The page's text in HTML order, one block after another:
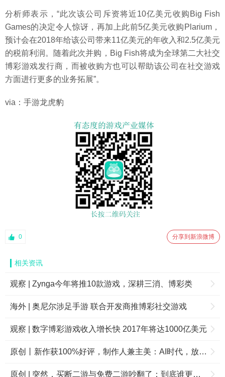
分析师表示，“此次该公司斥资将近10亿美元收购Big Fish
Games的决定令人惊讶，再加上此前5亿美元收购Plarium，
预计会在2018年给该公司带来11亿美元的年收入和2.5亿美元
的税前利润。随着此次并购，Big Fish将成为全球第二大社交
博彩游戏发行商，而被收购方也可以帮助该公司在社交游戏
方面进行更多的业务拓展”。
via：手游龙虎豹
0 分享到新浪微博
相关资讯
观察 | Zynga今年将推10款游戏，深耕三消、博彩类
海外 | 奥尼尔涉足手游 联合开发商推博彩社交游戏
观察 | 数字博彩游戏收入增长快 2017年将达1000亿美元
原创丨新作获100%好评，制作人兼主美：AI时代，放下焦虑
原创 | 突然，买断二游与免费二游吵翻了：到底谁更牛？